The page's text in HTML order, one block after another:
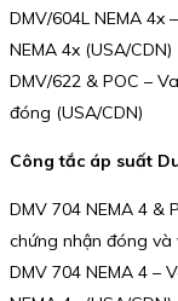
DMV/604L NEMA
NEMA 4x (USA/CDN)
DMV/622 & POC –
đóng (USA/CDN)
Công tắc áp suất
DMV 704 NEMA 4 &
chứng nhận đóng và
DMV 704 NEMA 4 –